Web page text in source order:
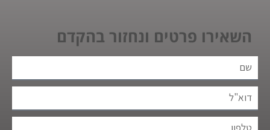
השאירו פרטים ונחזור בהקדם